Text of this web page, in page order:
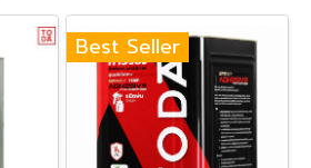
Best Seller